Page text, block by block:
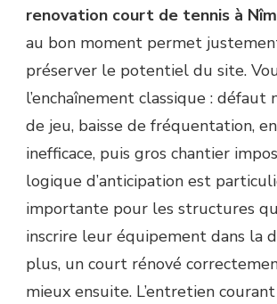
renovation court de tennis à
au bon moment permet
préserver le potentiel du site.
l’enchaînement classique : défaut
de jeu, baisse de fréquentation,
inefficace, puis gros chantier
logique d’anticipation est
importante pour les structures
inscrire leur équipement dans la
plus, un court rénové
mieux ensuite. L’entretien